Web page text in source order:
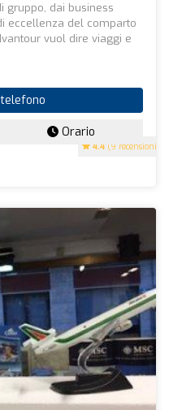
4.4 (9 recensioni)
gruppo, dai business
eccellenza del comparto
vuol dire viaggi e
Orario